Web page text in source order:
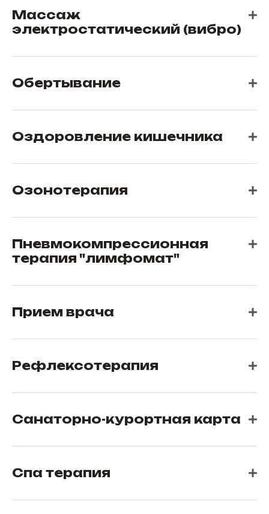
Массаж
электростатический (вибро)
Обертывание
Оздоровление кишечника
Озонотерапия
Пневмокомпрессионная
терапия "лимфомат"
Прием врача
Рефлексотерапия
Санаторно-курортная карта
Спа терапия